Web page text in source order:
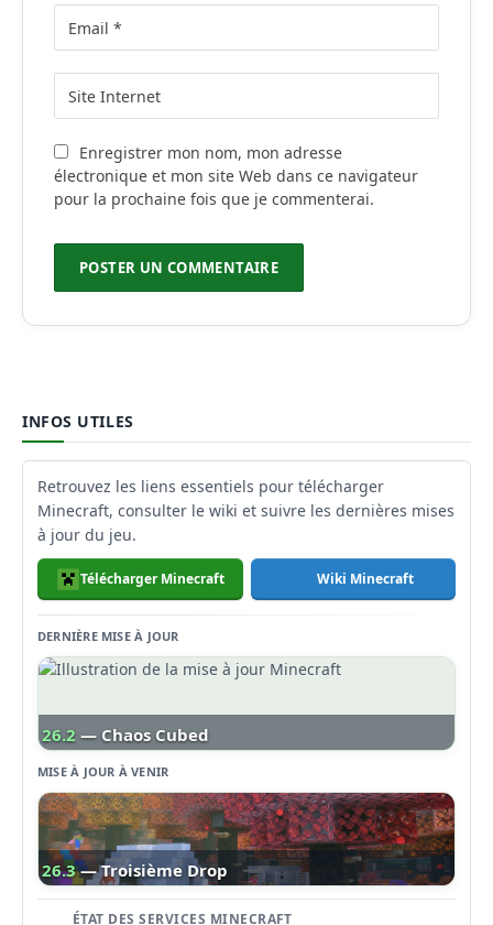
Enregistrer mon nom, mon adresse
électronique et mon site Web dans ce navigateur
pour la prochaine fois que je commenterai.
INFOS UTILES
Retrouvez les liens essentiels pour télécharger
Minecraft, consulter le wiki et suivre les dernières mises
à jour du jeu.
Télécharger Minecraft Wiki Minecraft
DERNIÈRE MISE À JOUR
26.2 — Chaos Cubed
MISE À JOUR À VENIR
26.3 — Troisième Drop
ÉTAT DES SERVICES MINECRAFT